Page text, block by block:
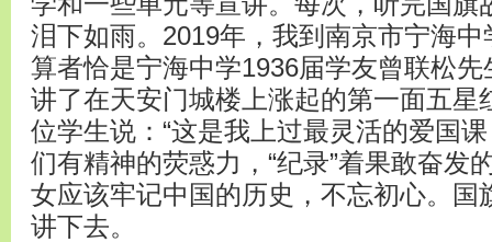
泪下如雨。2019年，我到南京市宁海
算者恰是宁海中学1936届学友曾联松
讲了在天安门城楼上涨起的第一面五星
位学生说：“这是我上过最灵活的爱国
们有精神的荧惑力，“纪录”着果敢奋发
女应该牢记中国的历史，不忘初心。国
讲下去。